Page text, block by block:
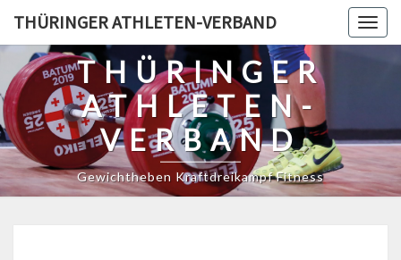
content
THÜRINGER ATHLETEN-VERBAND
THÜRINGER
ATHLETEN-
VERBAND
Gewichtheben Kraftdreikampf Fitness